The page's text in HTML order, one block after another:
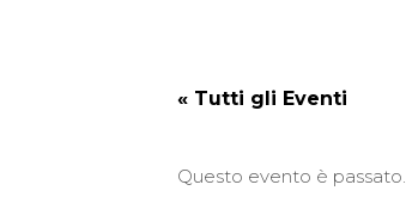
« Tutti gli Eventi
Questo evento è passato.